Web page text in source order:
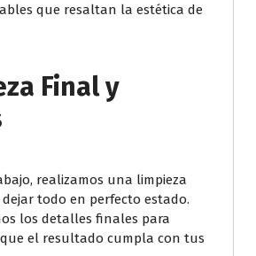
que resaltan la estética de
Final y
realizamos una limpieza
todo en perfecto estado.
los detalles finales para
el resultado cumpla con tus